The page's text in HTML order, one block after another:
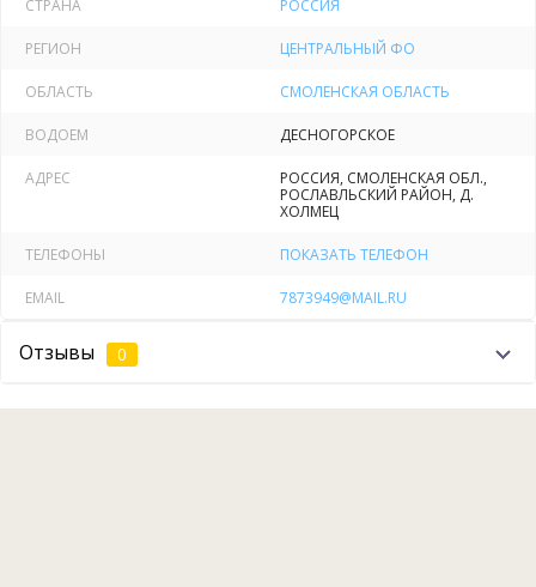
трофеи водоема порадуют любого рыбака.
СТРАНА РОССИЯ
РЕГИОН ЦЕНТРАЛЬНЫЙ ФО
ОБЛАСТЬ СМОЛЕНСКАЯ ОБЛАСТЬ
ВОДОЕМ ДЕСНОГОРСКОЕ
АДРЕС
РОССИЯ, СМОЛЕНСКАЯ ОБЛ.,
РОСЛАВЛЬСКИЙ РАЙОН, Д.
ХОЛМЕЦ
ТЕЛЕФОНЫ ПОКАЗАТЬ ТЕЛЕФОН
EMAIL 7873949@MAIL.RU
Отзывы 0